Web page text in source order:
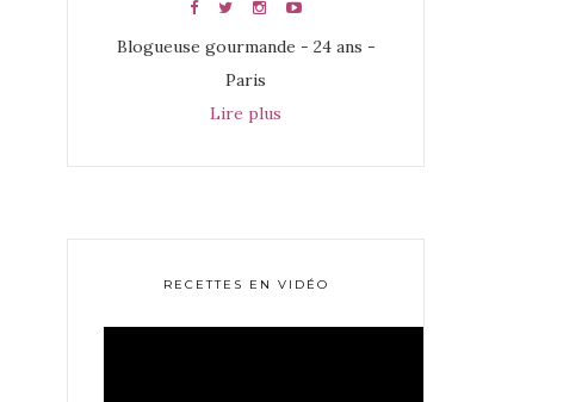
Blogueuse gourmande - 24 ans -
Paris
Lire plus
RECETTES EN VIDÉO